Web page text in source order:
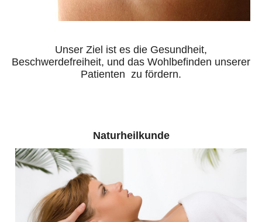
Unser Ziel ist es die Gesundheit,
Beschwerdefreiheit, und das Wohlbefinden unserer
Patienten zu fördern.
Naturheilkunde